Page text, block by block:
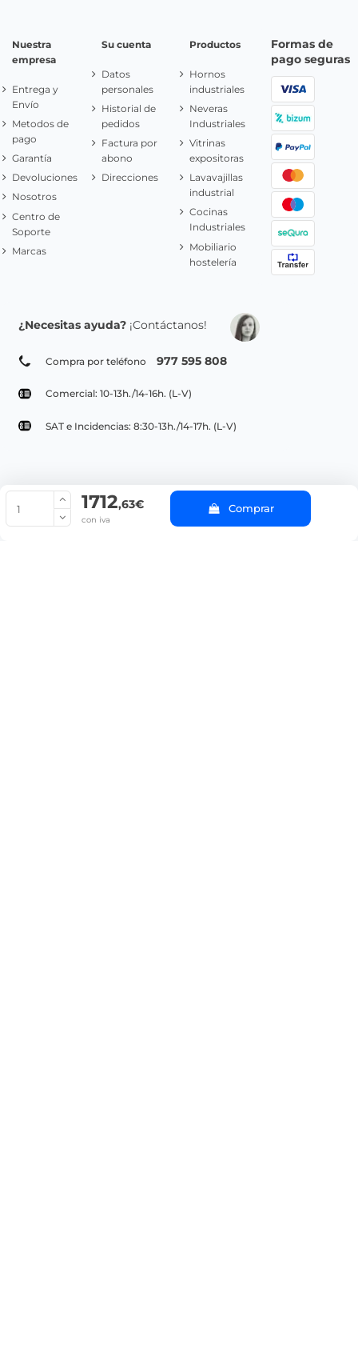
1712,63€
con iva
Comprar
Nuestra
empresa
Entrega y
Envío
Metodos de
pago
Garantía
Devoluciones
Nosotros
Centro de
Soporte
Marcas
Su cuenta
Datos
personales
Historial de
pedidos
Factura por
abono
Direcciones
Productos
Hornos
industriales
Neveras
Industriales
Vitrinas
expositoras
Lavavajillas
industrial
Cocinas
Industriales
Mobiliario
hostelería
Formas de
pago seguras
¿Necesitas ayuda? ¡Contáctanos!
Compra por teléfono 977 595 808
Comercial: 10-13h./14-16h. (L-V)
SAT e Incidencias: 8:30-13h./14-17h. (L-V)
© Copyright 2022 PepeBar.com |
Aviso legal y
Condiciones generales de compra |